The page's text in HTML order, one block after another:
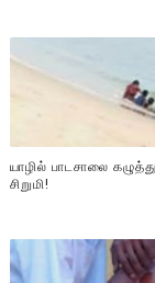
யாழில் பாடசாலை
சிறுமி!